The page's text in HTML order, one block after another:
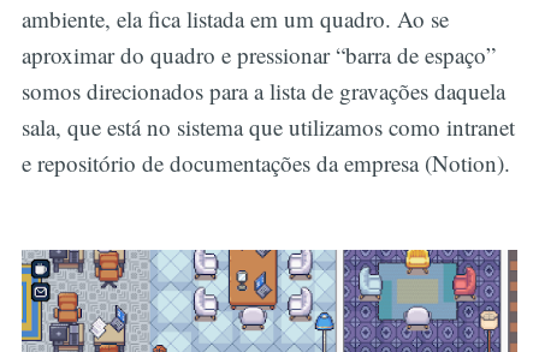
ambiente, ela fica listada em um quadro. Ao se
aproximar do quadro e pressionar “barra de espaço”
somos direcionados para a lista de gravações daquela
sala, que está no sistema que utilizamos como intranet
e repositório de documentações da empresa (Notion).